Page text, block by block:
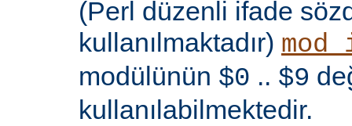
(Perl düzenli ifade
kullanılmaktadır)
modülünün $0 .. $9
kullanılabilmektedir.